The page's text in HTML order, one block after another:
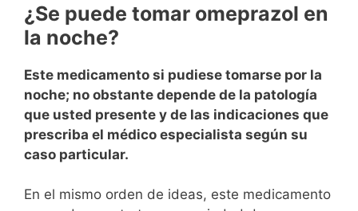
¿Se puede tomar omeprazol en
la noche?
Este medicamento si pudiese tomarse por la
noche; no obstante depende de la patología
que usted presente y de las indicaciones que
prescriba el médico especialista según su
caso particular.
En el mismo orden de ideas, este medicamento